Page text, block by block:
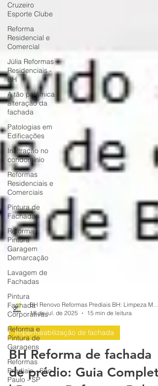
Cruzeiro
Esporte Clube
Reforma
Residencial e
Comercial
Júlia Reformas
Residenciais -
BH
A tão polêmica
alteração da
fachada
Patologias em
Edificações
Infiltração no
condomínio
Reformas
Residenciais e
Comerciais
Pintura de
Fachadas
Reforma
Pintura
Garagem
Demarcação
Lavagem de
Fachadas
Pintura
Fachada
Corporativas
Reforma e
Pintura de
Garagens
Reformas
Prediais - São
Paulo - SP
18 de jul. de 2025
15 min de leitura
Impermeabilização de fachada
BH Reforma de fachada